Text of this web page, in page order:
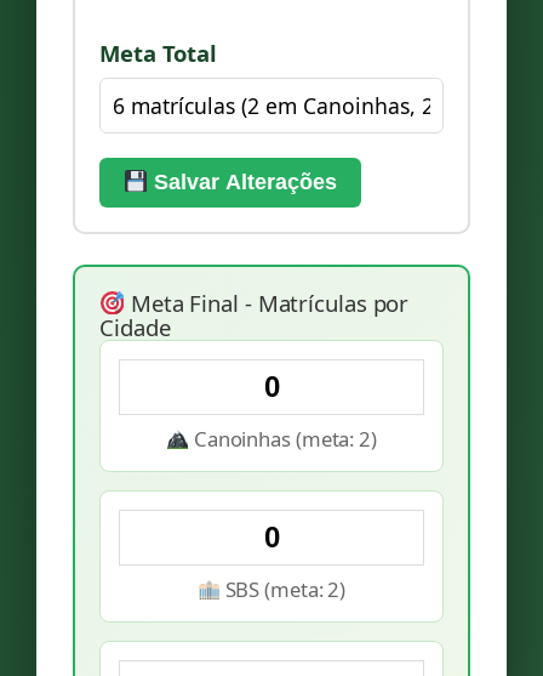
Meta Total
Salvar Alterações
Meta Final - Matrículas por
Cidade
Canoinhas (meta: 2)
SBS (meta: 2)